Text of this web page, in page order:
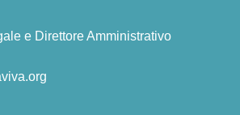
e Direttore Amministrativo